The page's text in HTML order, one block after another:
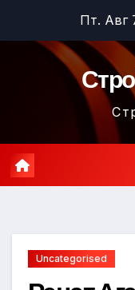
содержимому
Пт. Авг
Uncategorised